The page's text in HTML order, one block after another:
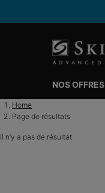
NOS OFFRES
Contenu principal
Home
Page de résultats
Il n’y a pas de résultat